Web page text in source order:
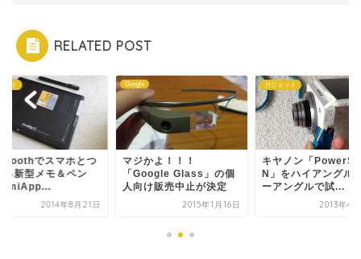
RELATED POST
ット
でスマホとつ
る新型メモ＆ペン
2014年8月21日
Google
マジかよ！！！
「Google Glass」の個
人向け販売中止が決定
2015年1月16日
ガジェット
キヤノン「
N」をハイアングル
ーアングルで試...
2013年4